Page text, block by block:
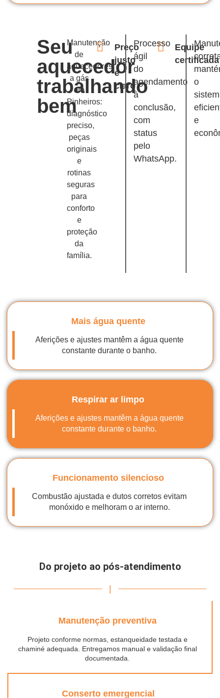
Seu
aquecedor
trabalhando
bem
Manutenção
de
aquecedores
a gás
em
Pinheiros:
diagnóstico
preciso,
peças
originais
e
rotinas
seguras
para
conforto
e
proteção
da
família.
Preço
justo
e
claro
Equipe
certificada
Processo
ágil
do
agendamento
à
conclusão,
com
status
pelo
WhatsApp.
o
e
Mais água quente
Aferições e ajustes mantêm a água quente
constante durante o banho.
Respirar ar limpo
Aferições e ajustes mantêm a água quente
constante durante o banho.
Funcionamento silencioso
Combustão ajustada e dutos corretos evitam
monóxido e melhoram o ar interno.
Do projeto ao pós-atendimento
Manutenção preventiva
Projeto conforme normas, estanqueidade testada e
chaminé adequada. Entregamos manual e validação final
documentada.
Conserto emergencial